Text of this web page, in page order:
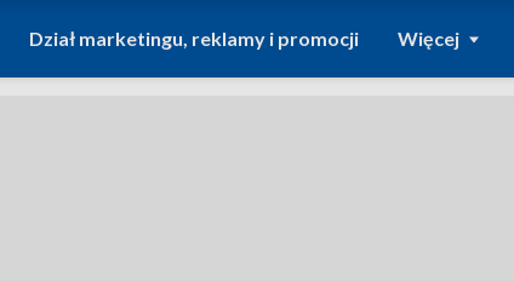
Dział marketingu, reklamy i promocji Więcej